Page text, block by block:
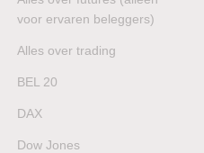
voor ervaren beleggers)
Alles over trading
BEL 20
DAX
Dow Jones